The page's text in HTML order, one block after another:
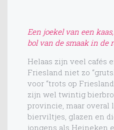
Een joekel van een
bol van de smaak in de
Helaas zijn veel cafés
Friesland niet zo
voor “trots op
zijn wel twintig
provincie, maar overal
bierviltjes, glazen en
jongens als Heineken